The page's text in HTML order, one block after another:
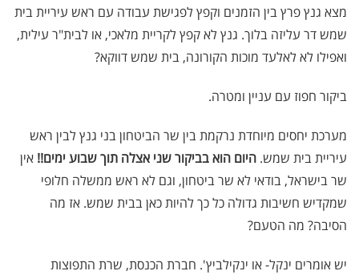
מצא גנץ פרץ בין הזמנים וקפץ לפגישת עבודה עם ראש עיריית בית
שמש דר עליזה בלוך. גנץ לא קפץ לקריית מלאכי, או לבית"ר עילית,
ואפילו לא לאלעד מוכות הקורונה, בית שמש דווקא?
ביקור חפוז עם עניין ומטרה.
מערכת יחסים מיוחדת נרקמת בין שר הביטחון בני גנץ לבין ראש
עיריית בית שמש. היום הוא בביקור שני אצלה תוך שבוע ימים!! אין
שר בישראל, בודאי לא שר ביטחון, וגם לא ראש ממשלה חלופי
שמקדיש חשיבות גדולה כל כך להיות כאן בבית שמש. אז מה
הסיבה? מה הטעם?
יש אומרים ינקל- או ינקילביץ'. חברת הכנסת, שרת התפוצות